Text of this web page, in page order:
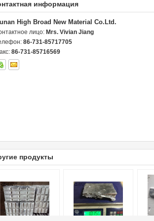
информация
High Broad New Material Co.Ltd.
лицо: Mrs. Vivian Jiang
86-731-85717705
86-731-85716569
продукты